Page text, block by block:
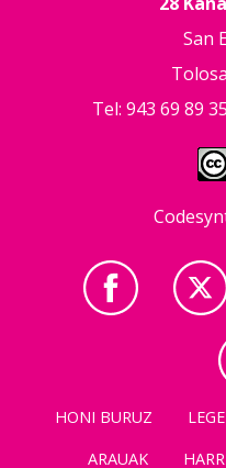
San
Tel: 943 69 89
HONI BURUZ
ARAUAK